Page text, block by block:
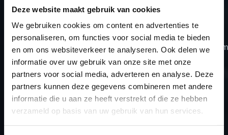
Deze website maakt gebruik van cookies
We gebruiken cookies om content en advertenties te
personaliseren, om functies voor social media te bieden
en om ons websiteverkeer te analyseren. Ook delen we
informatie over uw gebruik van onze site met onze
partners voor social media, adverteren en analyse. Deze
partners kunnen deze gegevens combineren met andere
informatie die u aan ze heeft verstrekt of die ze hebben
verzameld op basis van uw gebruik van hun services.
Audi S3 2.0 TFSI (2013->)
300pk/400nm
TERUG NAAR HET OVERZICHT